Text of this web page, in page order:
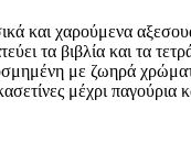
και χαρούμενα
τα βιβλία και τα
με ζωηρά
μέχρι παγούρια